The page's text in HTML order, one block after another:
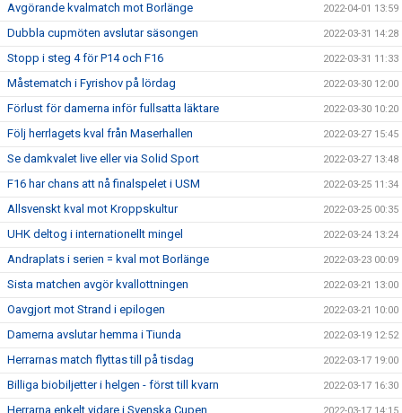
Avgörande kvalmatch mot Borlänge 2022-04-01 13:59
Dubbla cupmöten avslutar säsongen 2022-03-31 14:28
Stopp i steg 4 för P14 och F16 2022-03-31 11:33
Måstematch i Fyrishov på lördag 2022-03-30 12:00
Förlust för damerna inför fullsatta läktare 2022-03-30 10:20
Följ herrlagets kval från Maserhallen 2022-03-27 15:45
Se damkvalet live eller via Solid Sport 2022-03-27 13:48
F16 har chans att nå finalspelet i USM 2022-03-25 11:34
Allsvenskt kval mot Kroppskultur 2022-03-25 00:35
UHK deltog i internationellt mingel 2022-03-24 13:24
Andraplats i serien = kval mot Borlänge 2022-03-23 00:09
Sista matchen avgör kvallottningen 2022-03-21 13:00
Oavgjort mot Strand i epilogen 2022-03-21 10:00
Damerna avslutar hemma i Tiunda 2022-03-19 12:52
Herrarnas match flyttas till på tisdag 2022-03-17 19:00
Billiga biobiljetter i helgen - först till kvarn 2022-03-17 16:30
Herrarna enkelt vidare i Svenska Cupen